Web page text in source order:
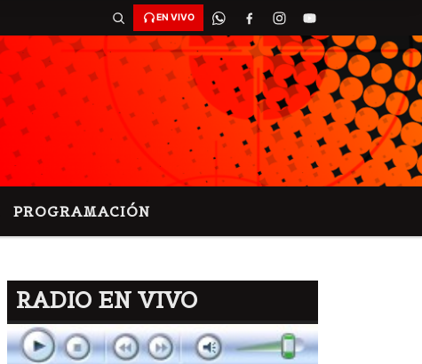
EN VIVO
PROGRAMACIÓN
RADIO EN VIVO